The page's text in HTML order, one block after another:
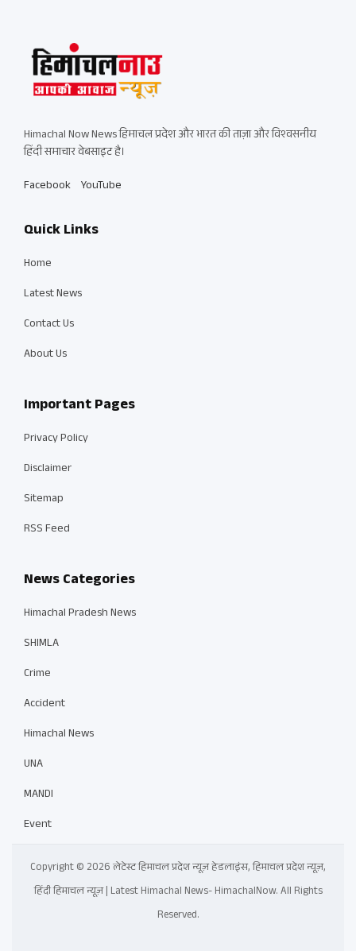
Himachal Now News हिमाचल प्रदेश और भारत की ताज़ा और विश्वसनीय
हिंदी समाचार वेबसाइट है।
Facebook YouTube
Quick Links
Home
Latest News
Contact Us
About Us
Important Pages
Privacy Policy
Disclaimer
Sitemap
RSS Feed
News Categories
Himachal Pradesh News
SHIMLA
Crime
Accident
Himachal News
UNA
MANDI
Event
Copyright © 2026 लेटेस्ट हिमाचल प्रदेश न्यूज़ हेडलाइंस, हिमाचल प्रदेश न्यूज़,
हिंदी हिमाचल न्यूज़ | Latest Himachal News- HimachalNow. All Rights
Reserved.